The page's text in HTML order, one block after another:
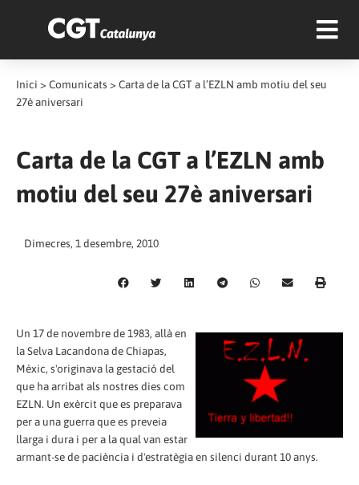
Inici > Comunicats > Carta de la CGT a l’EZLN amb motiu del seu
27è aniversari
Carta de la CGT a l’EZLN amb
motiu del seu 27è aniversari
Dimecres, 1 desembre, 2010
Un 17 de novembre de 1983, allà en
la Selva Lacandona de Chiapas,
Mèxic, s'originava la gestació del
que ha arribat als nostres dies com
EZLN. Un exèrcit que es preparava
per a una guerra que es preveia
llarga i dura i per a la qual van estar
armant-se de paciència i d'estratègia en silenci durant 10 anys.